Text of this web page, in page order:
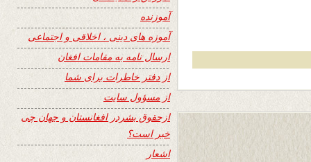
آموزنده
آموزه های دینی ، اخلاقی و اجتماعی
ارسال نامه به مقامات افغان
از دفتر خاطرات برای شما
از مسؤول سایت
ازحقوق بشردر افغانستان و جهان چی
خبر است؟
اشعار